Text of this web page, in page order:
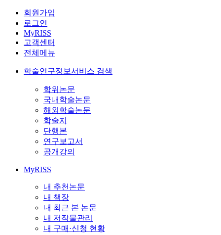
회원가입
로그인
MyRISS
고객센터
전체메뉴
학술연구정보서비스 검색
학위논문
국내학술논문
해외학술논문
학술지
단행본
연구보고서
공개강의
MyRISS
내 추천논문
내 책장
내 최근 본 논문
내 저작물관리
내 구매·신청 현황